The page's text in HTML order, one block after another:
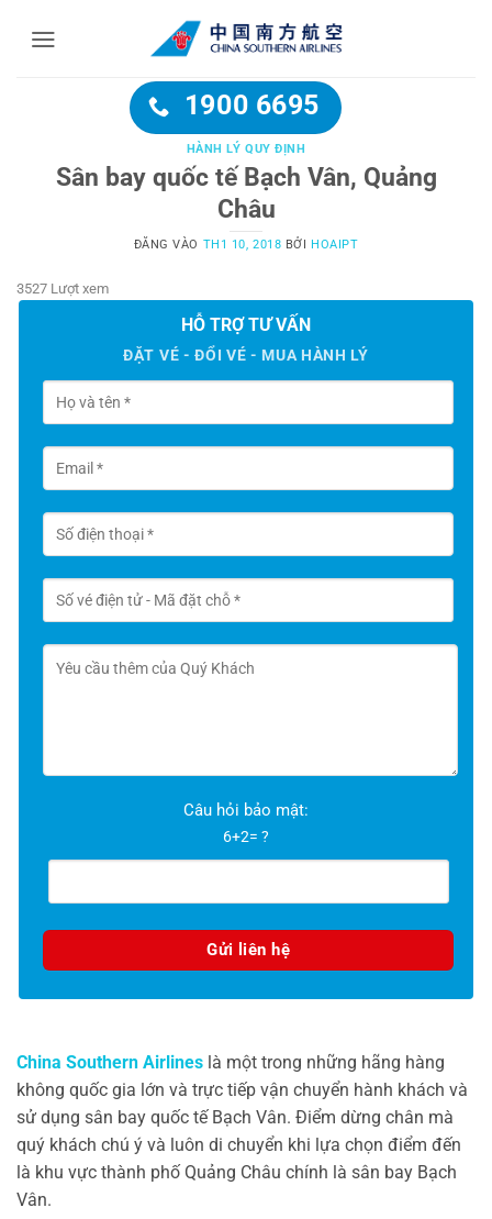
1900 6695
HÀNH LÝ QUY ĐỊNH
Sân bay quốc tế Bạch Vân, Quảng
Châu
ĐĂNG VÀO TH1 10, 2018 BỞI HOAIPT
3527 Lượt xem
HỖ TRỢ TƯ VẤN
ĐẶT VÉ - ĐỔI VÉ - MUA HÀNH LÝ
Câu hỏi bảo mật:
6+2= ?
China Southern Airlines là một trong những hãng hàng
không quốc gia lớn và trực tiếp vận chuyển hành khách và
sử dụng sân bay quốc tế Bạch Vân. Điểm dừng chân mà
quý khách chú ý và luôn di chuyển khi lựa chọn điểm đến
là khu vực thành phố Quảng Châu chính là sân bay Bạch
Vân.